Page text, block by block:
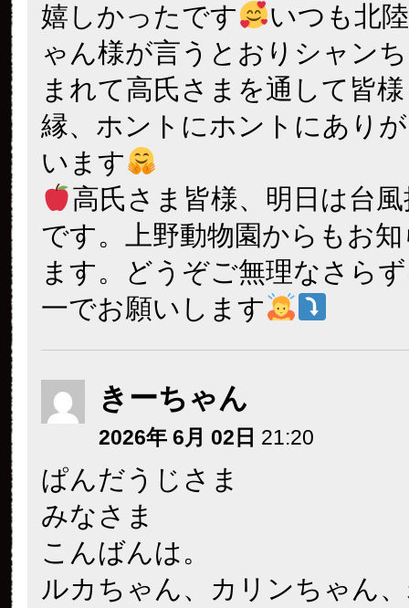
嬉しかったです
いつも北
ゃん様が言うとおりシャン
まれて高氏さまを通して皆
縁、ホントにホントにあり
います
高氏さま皆様、明日は台
です。上野動物園からもお
ます。どうぞご無理なさら
一でお願いします
きーちゃん
2026年 6月 02日 21:20
ぱんだうじさま
みなさま
こんばんは。
ルカちゃん、カリンちゃん